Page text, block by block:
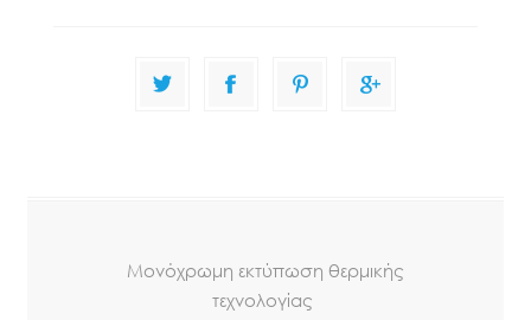
Μονόχρωμη εκτύπωση θερμικής
τεχνολογίας